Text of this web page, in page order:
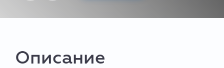
Описание